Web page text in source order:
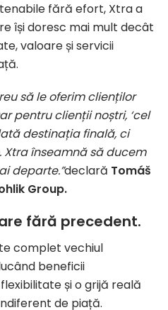
fără efort, Xtra a
își doresc mai mult decât
valoare și servicii
să le oferim clienților
pentru clienții noștri, ‘cel
destinația finală, ci
înseamnă să ducem
departe.”declară Tomáš
Group.
fără precedent.
complet vechiul
beneficii
și o grijă reală
de piață.